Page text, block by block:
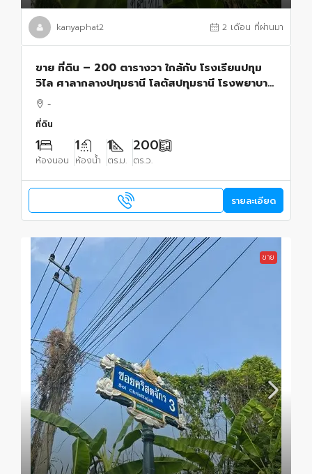
kanyaphat2 2 เดือน ที่ผ่านมา
ขาย ที่ดิน – 200 ตารางวา ใกล้กับ โรงเรียนปทุม
วิไล ศาลากลางปทุมธานี โลตัสปทุมธานี โรงพยาบาล
ปทุมธานี อยู่ย่านใจกลางเมืองปทุม เขตชุมชน
-
ที่ดิน
1
ห้องนอน
1
ห้องน้ำ
1
ตร.ม.
200
ตร.ว.
รายละเอียด
ขาย